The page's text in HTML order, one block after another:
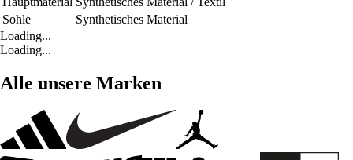
Sohle
Synthetisches Material
Loading...
Loading...
Alle unsere Marken